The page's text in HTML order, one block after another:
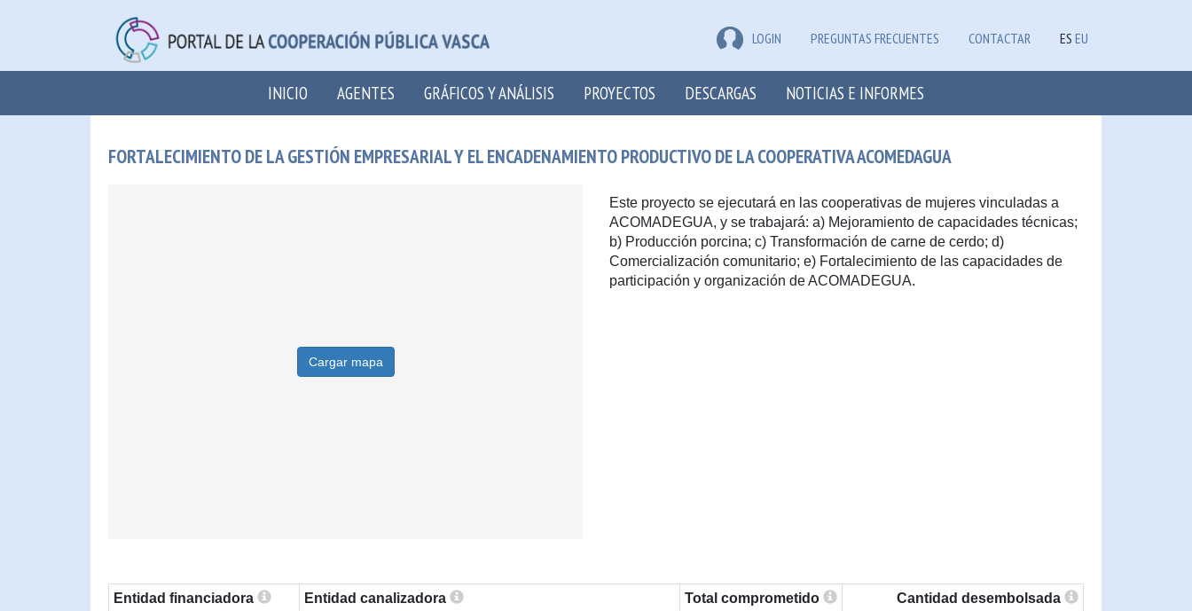
LOGIN PREGUNTAS FRECUENTES CONTACTAR ES EU
INICIO AGENTES GRÁFICOS Y ANÁLISIS PROYECTOS DESCARGAS NOTICIAS E INFORMES
FORTALECIMIENTO DE LA GESTIÓN EMPRESARIAL Y EL ENCADENAMIENTO PRODUCTIVO DE LA COOPERATIVA ACOMEDAGUA
Cargar mapa
Este proyecto se ejecutará en las cooperativas de mujeres vinculadas a
ACOMADEGUA, y se trabajará: a) Mejoramiento de capacidades técnicas;
b) Producción porcina; c) Transformación de carne de cerdo; d)
Comercialización comunitario; e) Fortalecimiento de las capacidades de
participación y organización de ACOMADEGUA.
Entidad financiadora Entidad canalizadora Total comprometido
Cantidad desembolsada